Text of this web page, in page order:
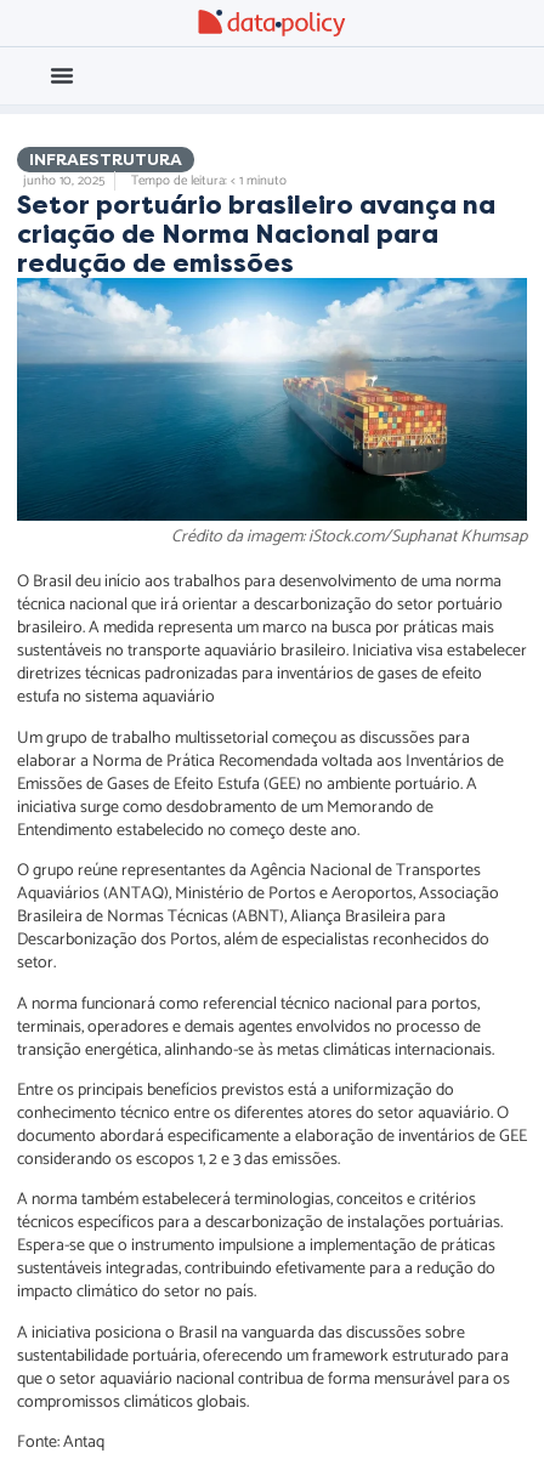
INFRAESTRUTURA
junho 10, 2025 Tempo de leitura: < 1 minuto
Setor portuário brasileiro avança na
criação de Norma Nacional para
redução de emissões
Crédito da imagem: iStock.com/Suphanat Khumsap
O Brasil deu início aos trabalhos para desenvolvimento de uma norma
técnica nacional que irá orientar a descarbonização do setor portuário
brasileiro. A medida representa um marco na busca por práticas mais
sustentáveis no transporte aquaviário brasileiro. Iniciativa visa estabelecer
diretrizes técnicas padronizadas para inventários de gases de efeito
estufa no sistema aquaviário
Um grupo de trabalho multissetorial começou as discussões para
elaborar a Norma de Prática Recomendada voltada aos Inventários de
Emissões de Gases de Efeito Estufa (GEE) no ambiente portuário. A
iniciativa surge como desdobramento de um Memorando de
Entendimento estabelecido no começo deste ano.
O grupo reúne representantes da Agência Nacional de Transportes
Aquaviários (ANTAQ), Ministério de Portos e Aeroportos, Associação
Brasileira de Normas Técnicas (ABNT), Aliança Brasileira para
Descarbonização dos Portos, além de especialistas reconhecidos do
setor.
A norma funcionará como referencial técnico nacional para portos,
terminais, operadores e demais agentes envolvidos no processo de
transição energética, alinhando-se às metas climáticas internacionais.
Entre os principais benefícios previstos está a uniformização do
conhecimento técnico entre os diferentes atores do setor aquaviário. O
documento abordará especificamente a elaboração de inventários de GEE
considerando os escopos 1, 2 e 3 das emissões.
A norma também estabelecerá terminologias, conceitos e critérios
técnicos específicos para a descarbonização de instalações portuárias.
Espera-se que o instrumento impulsione a implementação de práticas
sustentáveis integradas, contribuindo efetivamente para a redução do
impacto climático do setor no país.
A iniciativa posiciona o Brasil na vanguarda das discussões sobre
sustentabilidade portuária, oferecendo um framework estruturado para
que o setor aquaviário nacional contribua de forma mensurável para os
compromissos climáticos globais.
Fonte: Antaq